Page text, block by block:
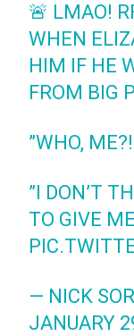
🚨 LMAO!
WHEN
HIM IF HE
FROM BIG
”WHO,
”I DON’T
TO GIVE
— NICK
JANUARY